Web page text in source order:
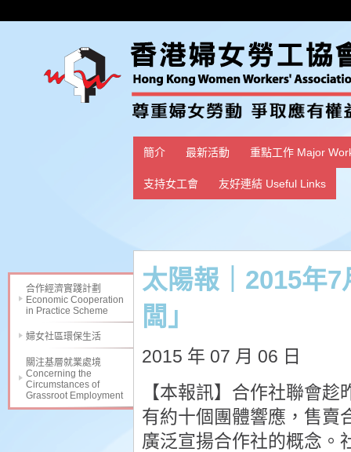
簡介 最新活動 重點工作 Major
支持女工會 友好連結 Useful Links
合作經濟實踐計劃
Economic Cooperation
in Practice Scheme
婦女社區環保生活
關注基層就業處境
Concerning the
Circumstances of
Grassroot Employment
太陽報｜2015年
闆」
2015 年 07 月 06 日
【本報訊】合作社聯會
有約十個團體響應，售賣
廣泛宣揚合作社的概念。